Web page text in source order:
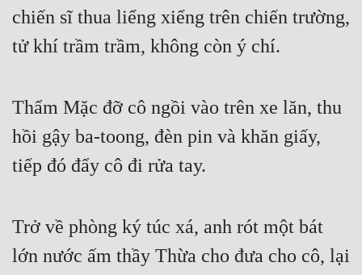
chiến sĩ thua liểng xiểng trên chiến trường,
tử khí trầm trầm, không còn ý chí.
Thẩm Mặc đỡ cô ngồi vào trên xe lăn, thu
hồi gậy ba-toong, đèn pin và khăn giấy,
tiếp đó đẩy cô đi rửa tay.
Trở về phòng ký túc xá, anh rót một bát
lớn nước ấm thầy Thừa cho đưa cho cô, lại